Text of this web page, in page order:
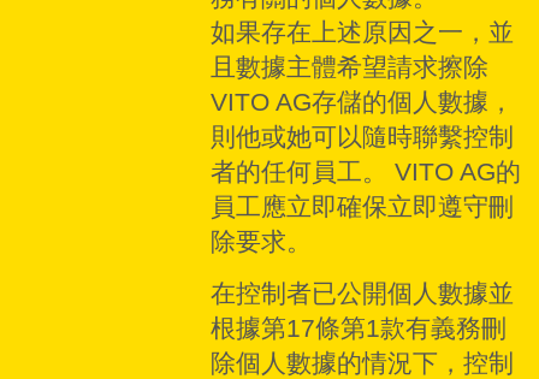
如果存在上述原因之一，並
且數據主體希望請求擦除
VITO AG存儲的個人數據，
則他或她可以隨時聯繫控制
者的任何員工。 VITO AG的
員工應立即確保立即遵守刪
除要求。
在控制者已公開個人數據並
根據第17條第1款有義務刪
除個人數據的情況下，控制